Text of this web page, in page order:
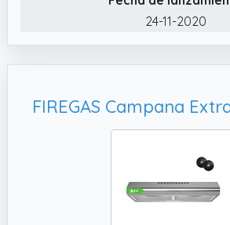
que tu campana esté siempre
24-11-2020